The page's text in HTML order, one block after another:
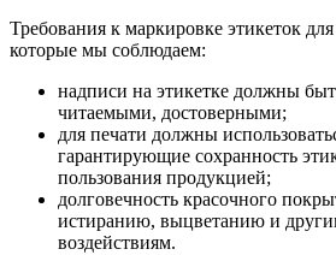
Требования к маркировке этикеток
которые мы соблюдаем:
надписи на этикетке должны
читаемыми, достоверными;
для печати должны
гарантирующие сохранность
пользования продукцией;
долговечность красочного
истиранию, выцветанию и
воздействиям.